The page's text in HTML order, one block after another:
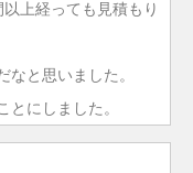
上経っても見積もり
と思いました。
とにしました。